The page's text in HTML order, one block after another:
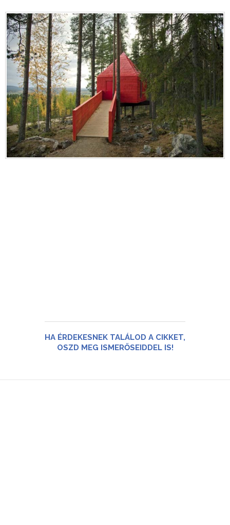
HA ÉRDEKESNEK TALÁLOD A CIKKET,
OSZD MEG ISMERŐSEIDDEL IS!